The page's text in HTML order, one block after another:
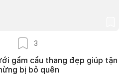
3
gầm cầu thang đẹp giúp tận
bị bỏ quên